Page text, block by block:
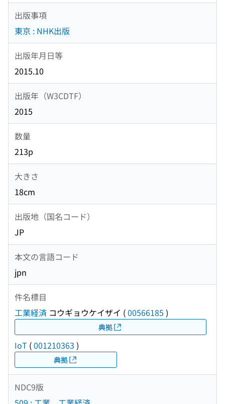
出版事項
東京 : NHK出版
出版年月日等
2015.10
出版年（W3CDTF）
2015
数量
213p
大きさ
18cm
出版地（国名コード）
JP
本文の言語コード
jpn
件名標目
工業経済 コウギョウケイザイ (00566185 )
典拠
IoT (001210363 )
典拠
NDC9版